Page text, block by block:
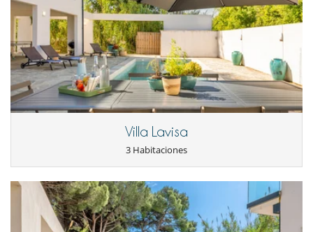
Villa Lavisa
3 Habitaciones